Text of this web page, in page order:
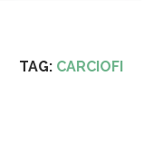
TAG: CARCIOFI